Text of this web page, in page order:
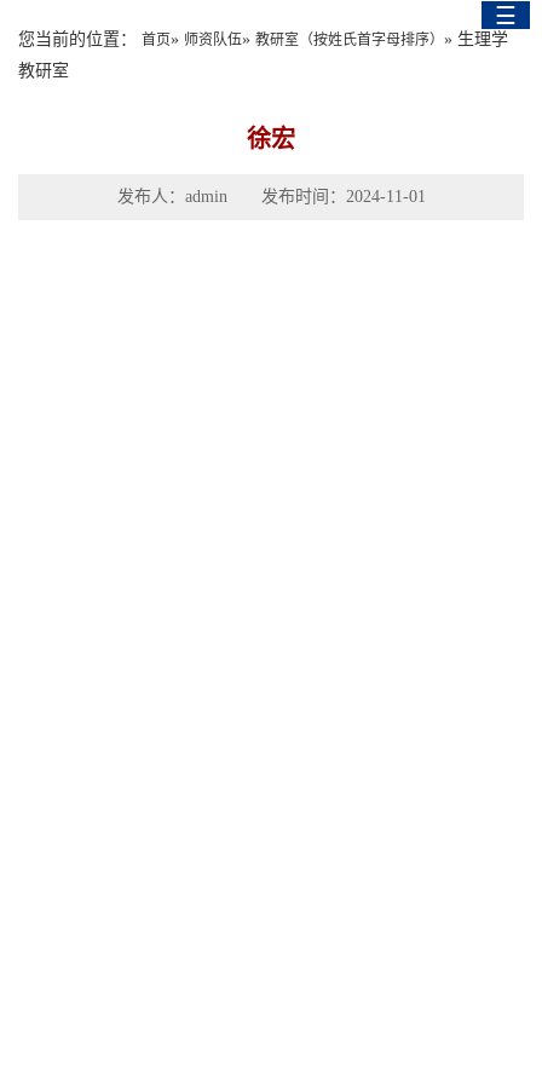
☰
您当前的位置： 首页» 师资队伍» 教研室（按姓氏首字母排序） » 生理学
教研室
徐宏
发布人：admin 发布时间：2024-11-01